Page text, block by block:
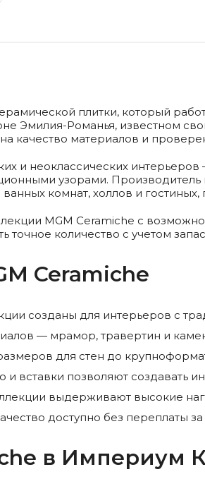
плитки, который
Эмилия-Романья, известном
качество материалов и
и неоклассических
узорами. Производитель
комнат, холлов и
MGM Ceramiche с
точное количество с учетом
Ceramiche
созданы для интерьеров с
— мрамор, травертин и
для стен до
вставки позволяют создавать
выдерживают высокие
доступно без переплаты
в Империум